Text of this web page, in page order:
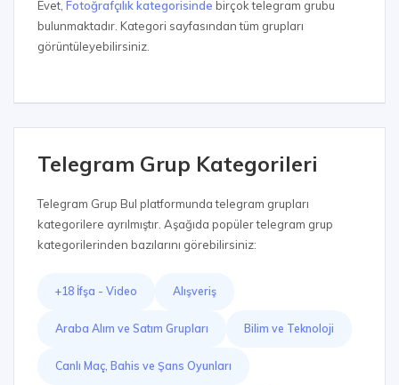
Evet, Fotoğrafçılık kategorisinde birçok telegram grubu
bulunmaktadır. Kategori sayfasından tüm grupları
görüntüleyebilirsiniz.
Telegram Grup Kategorileri
Telegram Grup Bul platformunda telegram grupları
kategorilere ayrılmıştır. Aşağıda popüler telegram grup
kategorilerinden bazılarını görebilirsiniz:
+18 İfşa - Video Alışveriş
Araba Alım ve Satım Grupları Bilim ve Teknoloji
Canlı Maç, Bahis ve Şans Oyunları